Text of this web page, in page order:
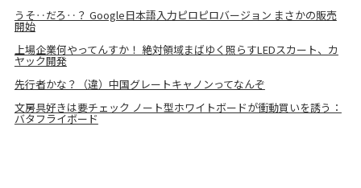
うそ‥だろ‥？ Google日本語入力ピロピロバージョン まさかの販売
開始
上場企業何やってんすか！ 絶対領域まばゆく照らすLEDスカート、カ
ヤック開発
先行者かな？（違）中国グレートキャノンってなんぞ
文房具好きは要チェック ノート型ホワイトボードが衝動買いを誘う：
バタフライボード